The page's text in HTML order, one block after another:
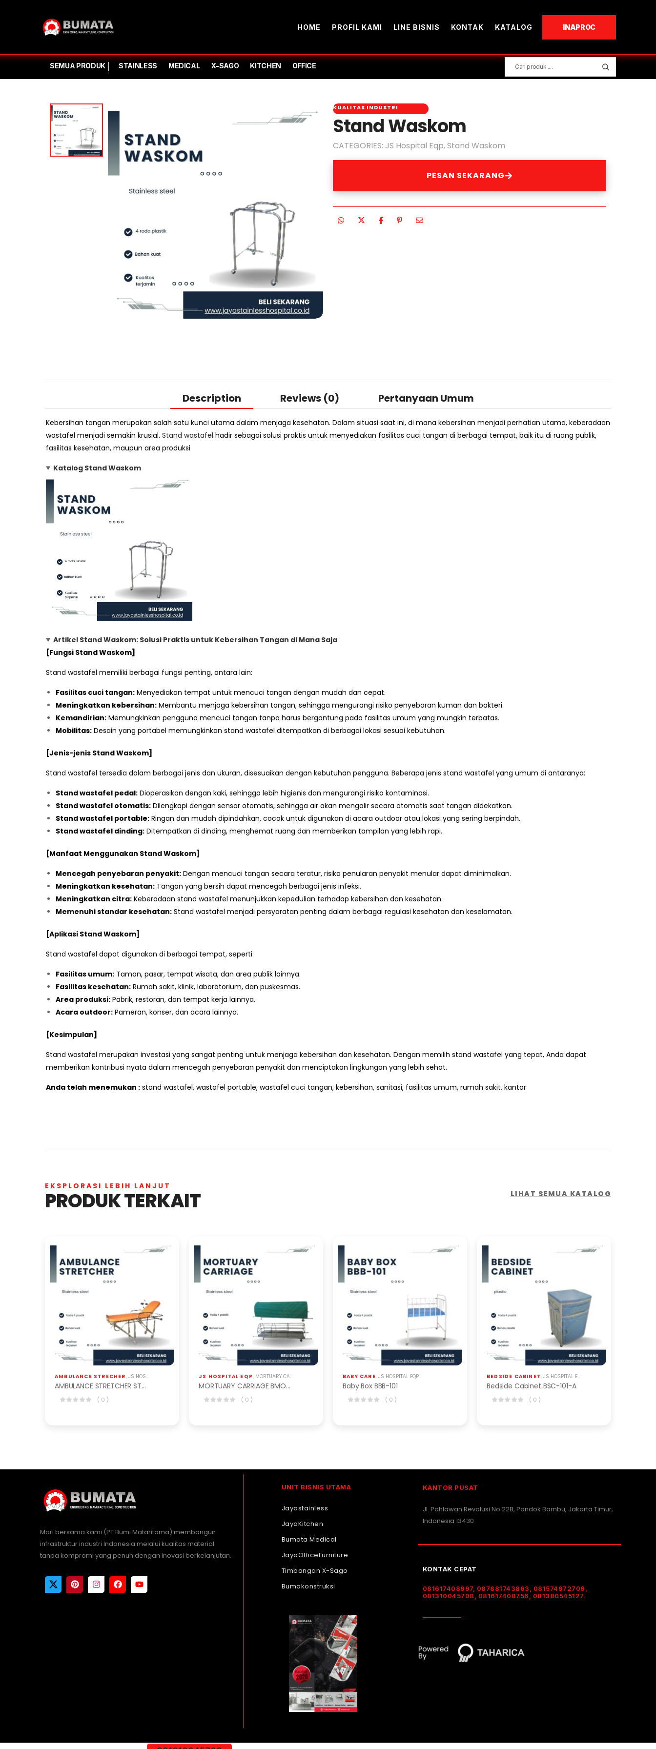
HOME PROFIL KAMI LINE BISNIS KONTAK KATALOG INAPROC
SEMUA PRODUK STAINLESS MEDICAL X-SAGO KITCHEN OFFICE
KUALITAS INDUSTRI
Stand Waskom
CATEGORIES: JS Hospital Eqp,Stand Waskom
PESAN SEKARANG
Description Reviews (0) Pertanyaan Umum
Kebersihan tangan merupakan salah satu kunci utama dalam menjaga kesehatan. Dalam situasi saat ini, di mana kebersihan menjadi perhatian utama, keberadaan
wastafel menjadi semakin krusial. Stand wastafel hadir sebagai solusi praktis untuk menyediakan fasilitas cuci tangan di berbagai tempat, baik itu di ruang publik,
fasilitas kesehatan, maupun area produksi
Katalog Stand Waskom
Artikel Stand Waskom: Solusi Praktis untuk Kebersihan Tangan di Mana Saja
[Fungsi Stand Waskom]
Stand wastafel memiliki berbagai fungsi penting, antara lain:
Fasilitas cuci tangan: Menyediakan tempat untuk mencuci tangan dengan mudah dan cepat.
Meningkatkan kebersihan: Membantu menjaga kebersihan tangan, sehingga mengurangi risiko penyebaran kuman dan bakteri.
Kemandirian: Memungkinkan pengguna mencuci tangan tanpa harus bergantung pada fasilitas umum yang mungkin terbatas.
Mobilitas: Desain yang portabel memungkinkan stand wastafel ditempatkan di berbagai lokasi sesuai kebutuhan.
[Jenis-jenis Stand Waskom]
Stand wastafel tersedia dalam berbagai jenis dan ukuran, disesuaikan dengan kebutuhan pengguna. Beberapa jenis stand wastafel yang umum di antaranya:
Stand wastafel pedal: Dioperasikan dengan kaki, sehingga lebih higienis dan mengurangi risiko kontaminasi.
Stand wastafel otomatis: Dilengkapi dengan sensor otomatis, sehingga air akan mengalir secara otomatis saat tangan didekatkan.
Stand wastafel portable: Ringan dan mudah dipindahkan, cocok untuk digunakan di acara outdoor atau lokasi yang sering berpindah.
Stand wastafel dinding: Ditempatkan di dinding, menghemat ruang dan memberikan tampilan yang lebih rapi.
[Manfaat Menggunakan Stand Waskom]
Mencegah penyebaran penyakit: Dengan mencuci tangan secara teratur, risiko penularan penyakit menular dapat diminimalkan.
Meningkatkan kesehatan: Tangan yang bersih dapat mencegah berbagai jenis infeksi.
Meningkatkan citra: Keberadaan stand wastafel menunjukkan kepedulian terhadap kebersihan dan kesehatan.
Memenuhi standar kesehatan: Stand wastafel menjadi persyaratan penting dalam berbagai regulasi kesehatan dan keselamatan.
[Aplikasi Stand Waskom]
Stand wastafel dapat digunakan di berbagai tempat, seperti:
Fasilitas umum: Taman, pasar, tempat wisata, dan area publik lainnya.
Fasilitas kesehatan: Rumah sakit, klinik, laboratorium, dan puskesmas.
Area produksi: Pabrik, restoran, dan tempat kerja lainnya.
Acara outdoor: Pameran, konser, dan acara lainnya.
[Kesimpulan]
Stand wastafel merupakan investasi yang sangat penting untuk menjaga kebersihan dan kesehatan. Dengan memilih stand wastafel yang tepat, Anda dapat
memberikan kontribusi nyata dalam mencegah penyebaran penyakit dan menciptakan lingkungan yang lebih sehat.
Anda telah menemukan : stand wastafel, wastafel portable, wastafel cuci tangan, kebersihan, sanitasi, fasilitas umum, rumah sakit, kantor
EKSPLORASI LEBIH LANJUT
PRODUK TERKAIT LIHAT SEMUA KATALOG
AMBULANCE STRECHER, JS HOSPITAL EQP PERALATAN RUMAH SAKIT
AMBULANCE STRETCHER STANDARD BAS-301-S
( 0 )
JS HOSPITAL EQP, MORTUARY CARRIAGE / TANDU
MORTUARY CARRIAGE BMO-201
( 0 )
BABY CARE, JS HOSPITAL EQP
Baby Box BBB-101
( 0 )
BEDSIDE CABINET, JS HOSPITAL EQP
Bedside Cabinet BSC-101-A
( 0 )
Mari bersama kami (PT Bumi Mataritama) membangun
infrastruktur industri Indonesia melalui kualitas material
tanpa kompromi yang penuh dengan inovasi berkelanjutan.
UNIT BISNIS UTAMA
Jayastainless
JayaKitchen
Bumata Medical
JayaOfficeFurniture
Timbangan X-Sago
Bumakonstruksi
KANTOR PUSAT
Jl. Pahlawan Revolusi No.22B, Pondok Bambu, Jakarta Timur,
Indonesia 13430
KONTAK CEPAT
081617408997, 087881743863, 081574972709,
081310045708, 081617408756, 081380545127.